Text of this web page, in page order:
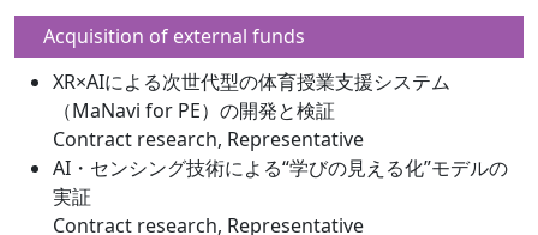
Acquisition of external funds
XR×AIによる次世代型の体育授業支援システム
（MaNavi for PE）の開発と検証
Contract research, Representative
AI・センシング技術による“学びの見える化”モデルの
実証
Contract research, Representative